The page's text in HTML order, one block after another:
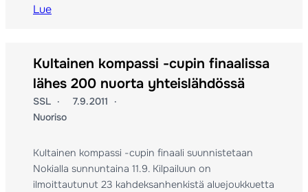
Lue
Kultainen kompassi -cupin finaalissa
lähes 200 nuorta yhteislähdössä
SSL
7.9.2011
Nuoriso
Kultainen kompassi -cupin finaali suunnistetaan
Nokialla sunnuntaina 11.9. Kilpailuun on
ilmoittautunut 23 kahdeksanhenkistä aluejoukkuetta